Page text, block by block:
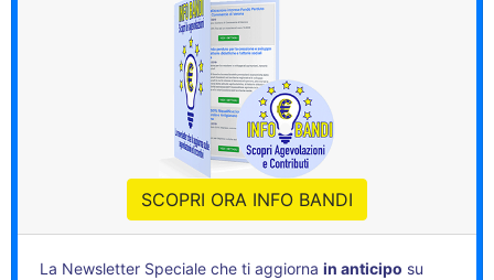
SCOPRI ORA INFO BANDI
La Newsletter Speciale che ti aggiorna in anticipo su